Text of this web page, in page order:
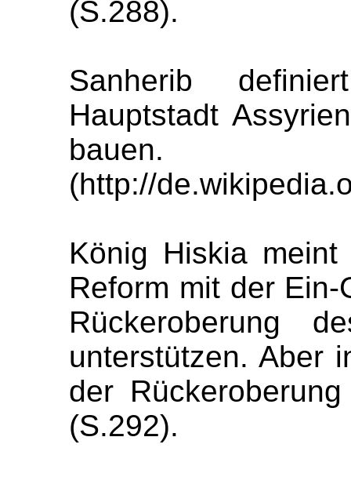
(S.288).
Sanherib
Hauptstadt
bauen.
(http://
König Hiskia
Reform mit der
Rückeroberung
unterstützen. Aber
der
(S.292).